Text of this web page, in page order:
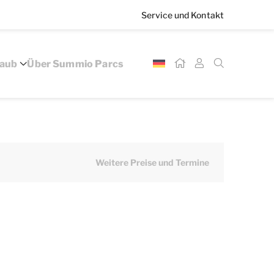
Service und Kontakt
Über Summio Parcs
Weitere Preise und Termine